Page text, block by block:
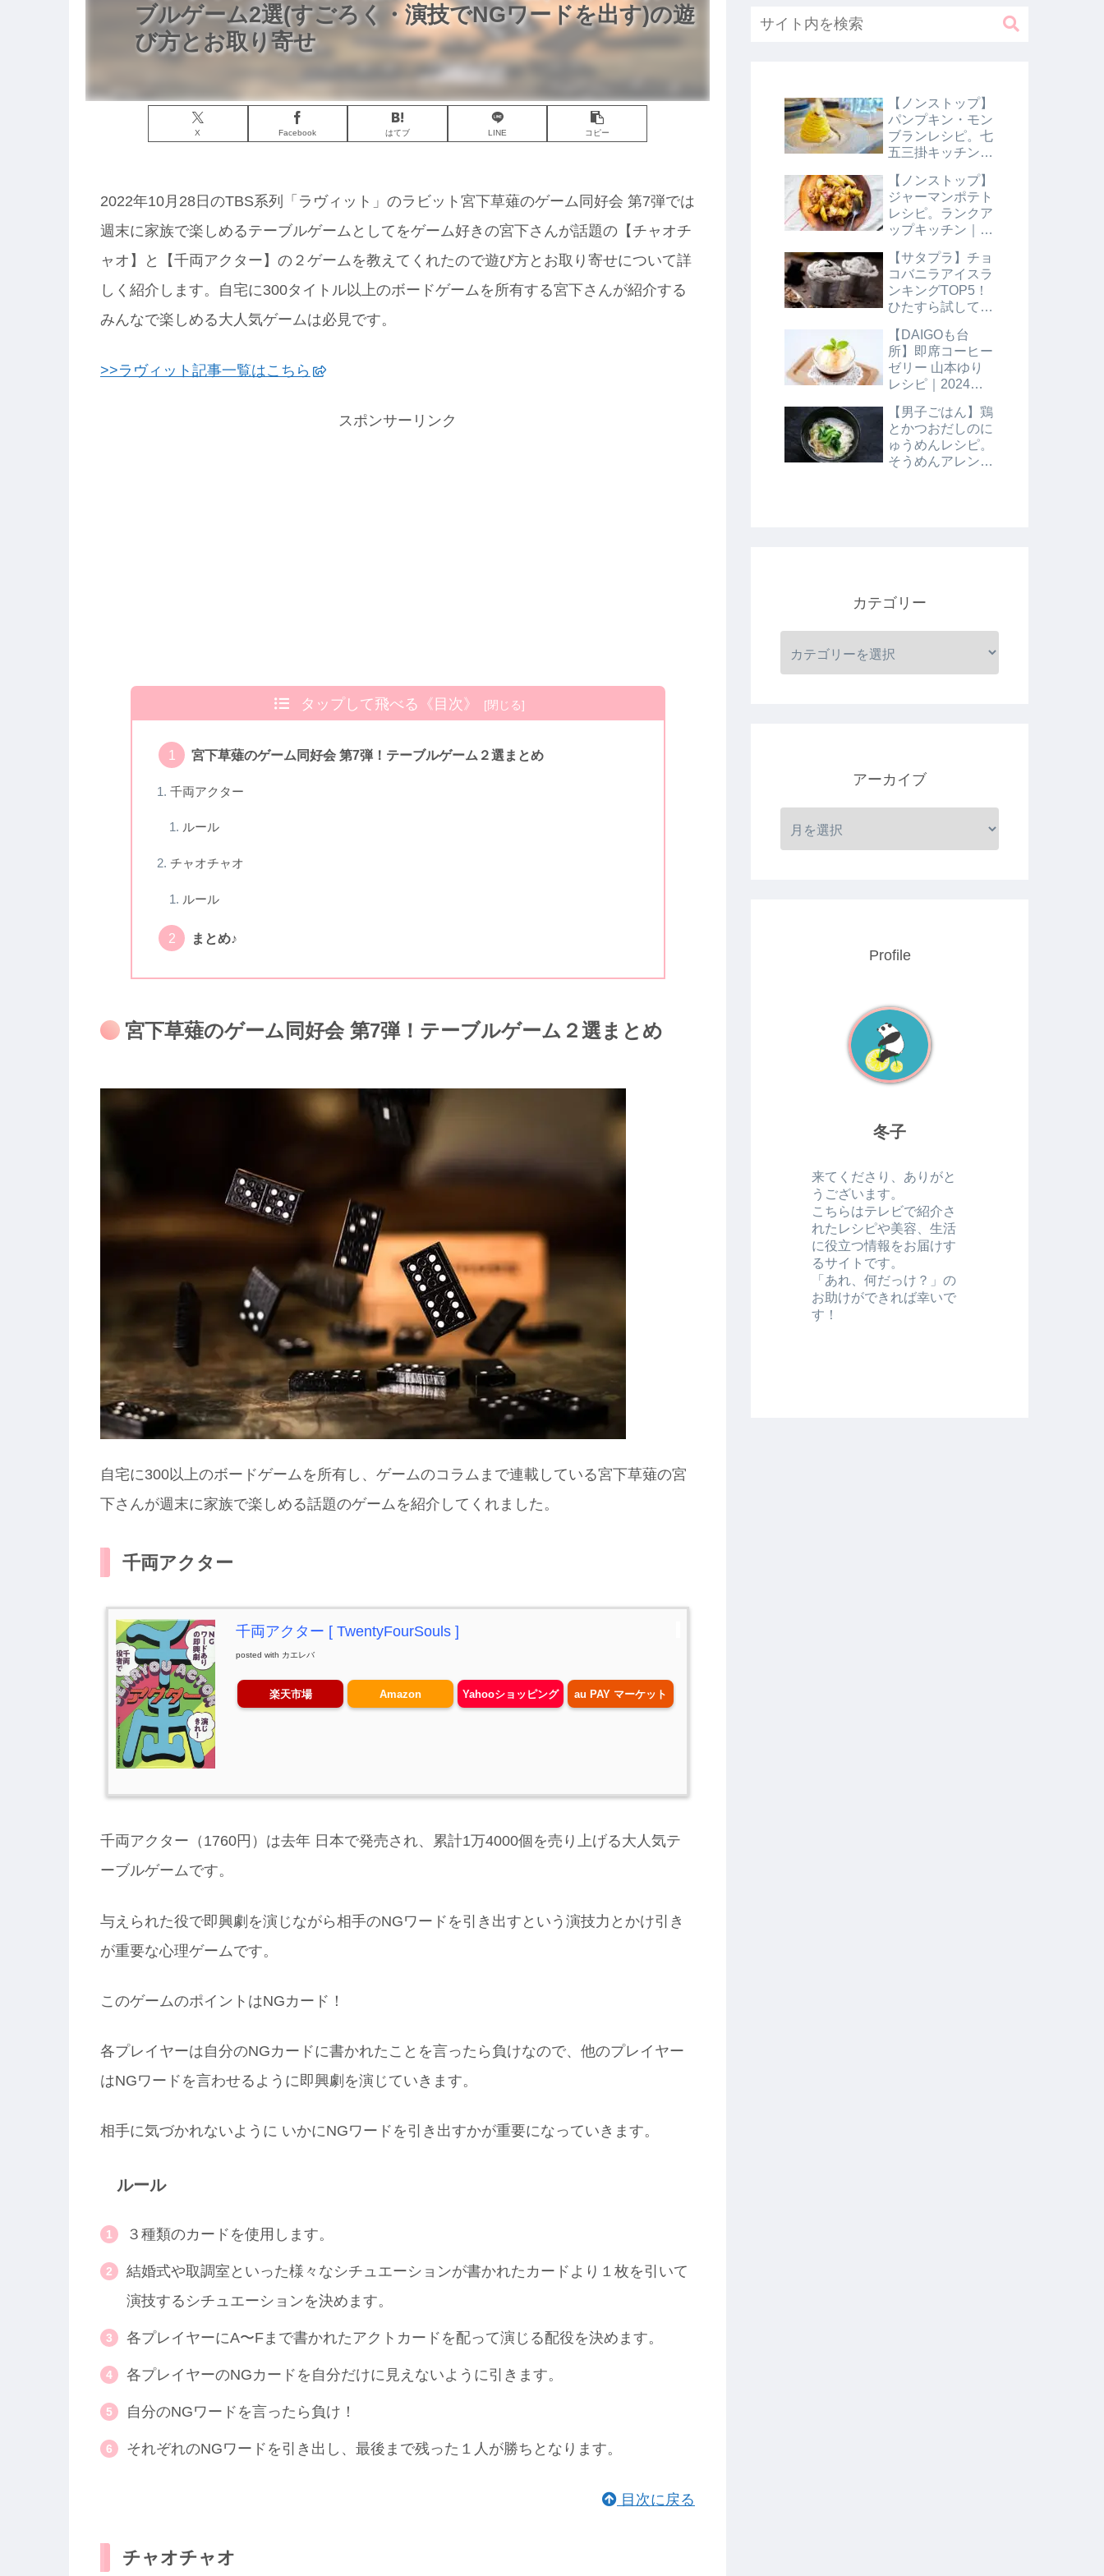
ブルゲーム2選(すごろく・演技でNGワードを出す)の遊
び方とお取り寄せ
X Facebook はてブ LINE コピー
2022年10月28日のTBS系列「ラヴィット」のラビット宮下草薙のゲーム同好会 第7弾では
週末に家族で楽しめるテーブルゲームとしてをゲーム好きの宮下さんが話題の【チャオチ
ャオ】と【千両アクター】の２ゲームを教えてくれたので遊び方とお取り寄せについて詳
しく紹介します。自宅に300タイトル以上のボードゲームを所有する宮下さんが紹介する
みんなで楽しめる大人気ゲームは必見です。
>>ラヴィット記事一覧はこちら
スポンサーリンク
タップして飛べる《目次》
宮下草薙のゲーム同好会 第7弾！テーブルゲーム２選まとめ
千両アクター
ルール
チャオチャオ
ルール
まとめ♪
宮下草薙のゲーム同好会 第7弾！テーブルゲーム２選まとめ
自宅に300以上のボードゲームを所有し、ゲームのコラムまで連載している宮下草薙の宮
下さんが週末に家族で楽しめる話題のゲームを紹介してくれました。
千両アクター
千両アクター [ TwentyFourSouls ]
posted with カエレバ
楽天市場 Amazon Yahooショッピング au PAY マーケット
千両アクター（1760円）は去年 日本で発売され、累計1万4000個を売り上げる大人気テ
ーブルゲームです。
与えられた役で即興劇を演じながら相手のNGワードを引き出すという演技力とかけ引き
が重要な心理ゲームです。
このゲームのポイントはNGカード！
各プレイヤーは自分のNGカードに書かれたことを言ったら負けなので、他のプレイヤー
はNGワードを言わせるように即興劇を演じていきます。
相手に気づかれないように いかにNGワードを引き出すかが重要になっていきます。
ルール
３種類のカードを使用します。
結婚式や取調室といった様々なシチュエーションが書かれたカードより１枚を引いて
演技するシチュエーションを決めます。
各プレイヤーにA〜Fまで書かれたアクトカードを配って演じる配役を決めます。
各プレイヤーのNGカードを自分だけに見えないように引きます。
自分のNGワードを言ったら負け！
それぞれのNGワードを引き出し、最後まで残った１人が勝ちとなります。
目次に戻る
チャオチャオ
【ノンストップ】
パンプキン・モン
ブランレシピ。七
五三掛キッチン｜
【ノンストップ】
ジャーマンポテト
レシピ。ランクア
ップキッチン｜10
【サタプラ】チョ
コバニラアイスラ
ンキングTOP5！
ひたすら試してラ
日【サタデープラ
ス】
【DAIGOも台
所】即席コーヒー
ゼリー 山本ゆり
レシピ｜2024年8
【男子ごはん】鶏
とかつおだしのに
ゅうめんレシピ。
そうめんアレンジ
カテゴリー
アーカイブ
Profile
冬子
来てくださり、ありがと
うございます。
こちらはテレビで紹介さ
れたレシピや美容、生活
に役立つ情報をお届けす
るサイトです。
「あれ、何だっけ？」の
お助けができれば幸いで
す！